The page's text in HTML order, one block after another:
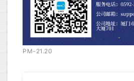
PM-21.20